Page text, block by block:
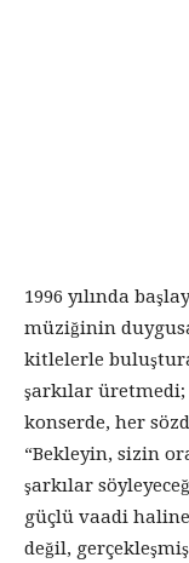
1996 yılında
müziğinin
kitlelerle
şarkılar
konserde, her
“Bekleyin, sizin
şarkılar
güçlü vaadi
değil,